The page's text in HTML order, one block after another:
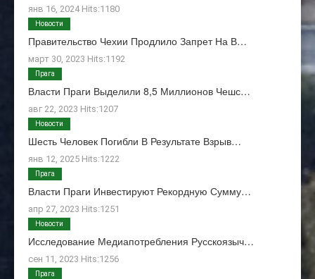
янв 16, 2024 Hits:1180
Правительство Чехии Продлило Запрет На В…
март 30, 2023 Hits:1192
Новости
Власти Праги Выделили 8,5 Миллионов Чешс…
авг 22, 2023 Hits:1207
Прага
Шесть Человек Погибли В Результате Взрыв…
янв 12, 2025 Hits:1222
Новости
Власти Праги Инвестируют Рекордную Сумму…
апр 27, 2023 Hits:1251
Прага
Исследование Медиапотребления Русскоязыч…
сен 11, 2023 Hits:1256
Новости
Прага